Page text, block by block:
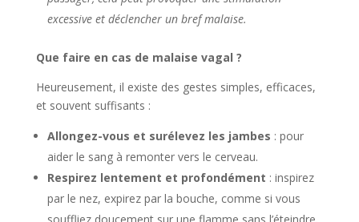
excessive et déclencher un bref malaise.
Que faire en cas de malaise vagal ?
Heureusement, il existe des gestes simples, efficaces,
et souvent suffisants :
Allongez-vous et surélevez les jambes : pour
aider le sang à remonter vers le cerveau.
Respirez lentement et profondément : inspirez
par le nez, expirez par la bouche, comme si vous